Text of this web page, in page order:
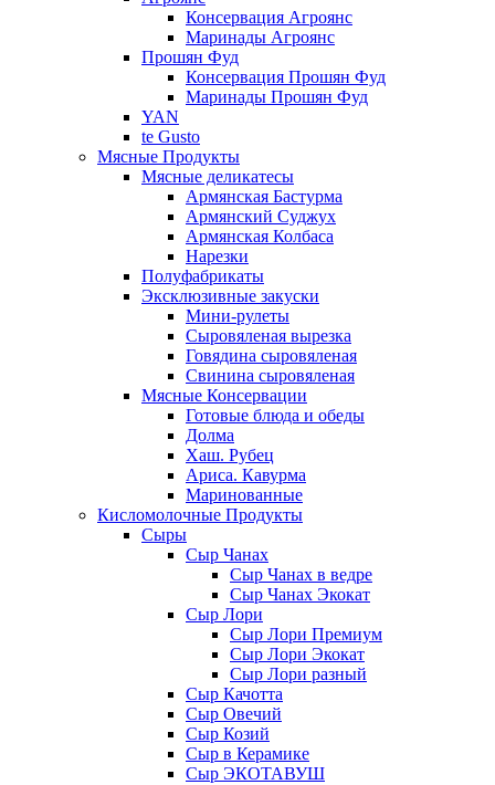
Консервация Агроянс
Маринады Агроянс
Прошян Фуд
Консервация Прошян Фуд
Маринады Прошян Фуд
YAN
te Gusto
Мясные Продукты
Мясные деликатесы
Армянская Бастурма
Армянский Суджух
Армянская Колбаса
Нарезки
Полуфабрикаты
Эксклюзивные закуски
Мини-рулеты
Сыровяленая вырезка
Говядина сыровяленая
Свинина сыровяленая
Мясные Консервации
Готовые блюда и обеды
Долма
Хаш. Рубец
Ариса. Кавурма
Маринованные
Кисломолочные Продукты
Сыры
Сыр Чанах
Сыр Чанах в ведре
Сыр Чанах Экокат
Сыр Лори
Сыр Лори Премиум
Сыр Лори Экокат
Сыр Лори разный
Сыр Качотта
Сыр Овечий
Сыр Козий
Сыр в Керамике
Сыр ЭКОТАВУШ